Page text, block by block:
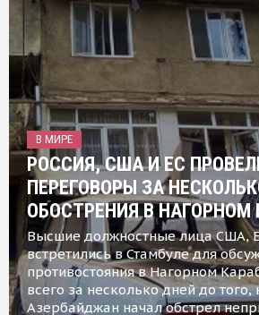
В МИРЕ
РОССИЯ, США И ЕС
ПЕРЕГОВОРЫ ЗА
ОБОСТРЕНИЯ В НАГОРНОМ
Высшие должностные лица США,
встретились в Стамбуле для
противостояния в Нагорном
всего за несколько дней до того,
Азербайджан начал обстрел